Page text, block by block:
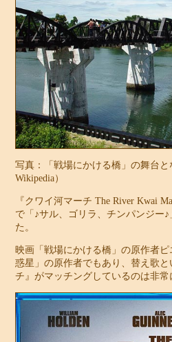
写真：「戦場にかける橋」の舞台と
Wikipedia）
『クワイ河マーチ The River Kwai
で「♪サル、ゴリラ、チンパンジー
た。
映画「戦場にかける橋」の原作者
惑星」の原作者でもあり、替え歌
チ』がマッチングしているのは非常